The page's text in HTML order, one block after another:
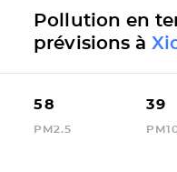
Pollution en
prévisions à
58
PM2.5
39